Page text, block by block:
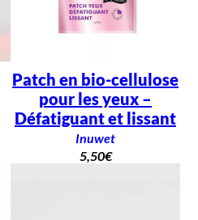
Patch en bio-cellulose
pour les yeux –
Défatiguant et lissant
Inuwet
5,50€